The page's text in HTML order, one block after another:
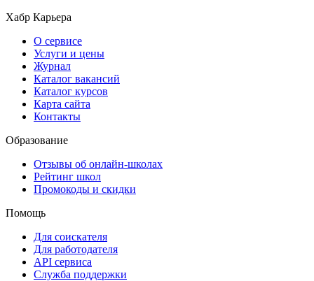
Хабр Карьера
О сервисе
Услуги и цены
Журнал
Каталог вакансий
Каталог курсов
Карта сайта
Контакты
Образование
Отзывы об онлайн-школах
Рейтинг школ
Промокоды и скидки
Помощь
Для соискателя
Для работодателя
API сервиса
Служба поддержки